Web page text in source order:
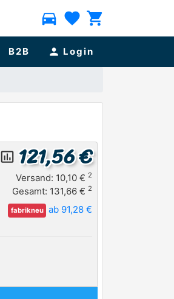
directions_car favorite shopping_cart
B2B person Login
insert_chart_outlined 121,56 €
Versand: 10,10 € 2
Gesamt: 131,66 € 2
fabrikneu ab 91,28 €